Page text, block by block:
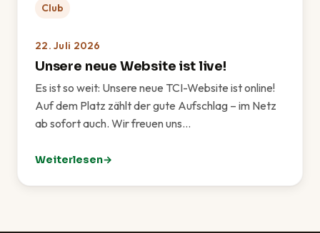
Club
22. Juli 2026
Unsere neue Website ist live!
Es ist so weit: Unsere neue TCI-Website ist online!
Auf dem Platz zählt der gute Aufschlag – im Netz
ab sofort auch. Wir freuen uns…
Weiterlesen
: Unsere neue Website ist live!